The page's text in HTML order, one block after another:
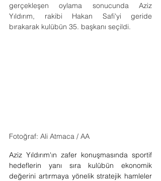
gerçekleşen oylama sonucunda Aziz
Yıldırım, rakibi Hakan Safi'yi geride
bırakarak kulübün 35. başkanı seçildi.
Fotoğraf: Ali Atmaca / AA
Aziz Yıldırım'ın zafer konuşmasında sportif
hedeflerin yanı sıra kulübün ekonomik
değerini artırmaya yönelik stratejik hamleler